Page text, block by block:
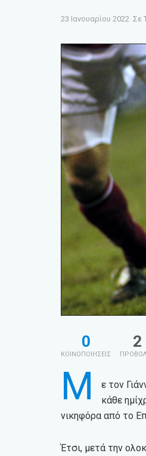
23 Ιανουαρίου 2022 Σε
0
ΚΟΙΝΟΠΟΙΗΣΕΙΣ
2
Μ
ε τον
κάθε
νικηφόρα από το
Έτσι, μετά την